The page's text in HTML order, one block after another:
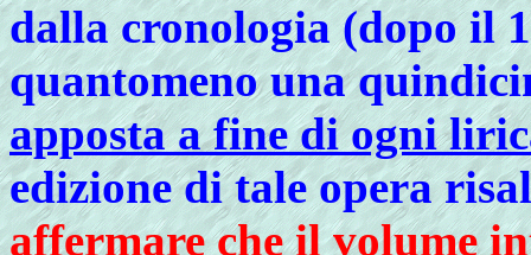
dalla cronologia (dopo il
quantomeno una
apposta a fine di ogni
edizione di tale opera
affermare che il volume